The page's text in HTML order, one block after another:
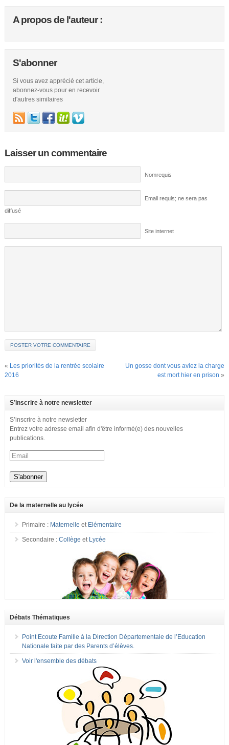
A propos de l'auteur :
S'abonner
Si vous avez apprécié cet article,
abonnez-vous pour en recevoir
d'autres similaires
Laisser un commentaire
Nomrequis
Email requis; ne sera pas
diffusé
Site internet
« Les priorités de la rentrée scolaire
2016
Un gosse dont vous aviez la charge
est mort hier en prison »
S’inscrire à notre newsletter
S’inscrire à notre newsletter
Entrez votre adresse email afin d'être informé(e) des nouvelles
publications.
De la maternelle au lycée
Primaire : Maternelle et Elémentaire
Secondaire : Collège et Lycée
Débats Thématiques
Point Ecoute Famille à la Direction Départementale de l’Education
Nationale faite par des Parents d’élèves.
Voir l'ensemble des débats